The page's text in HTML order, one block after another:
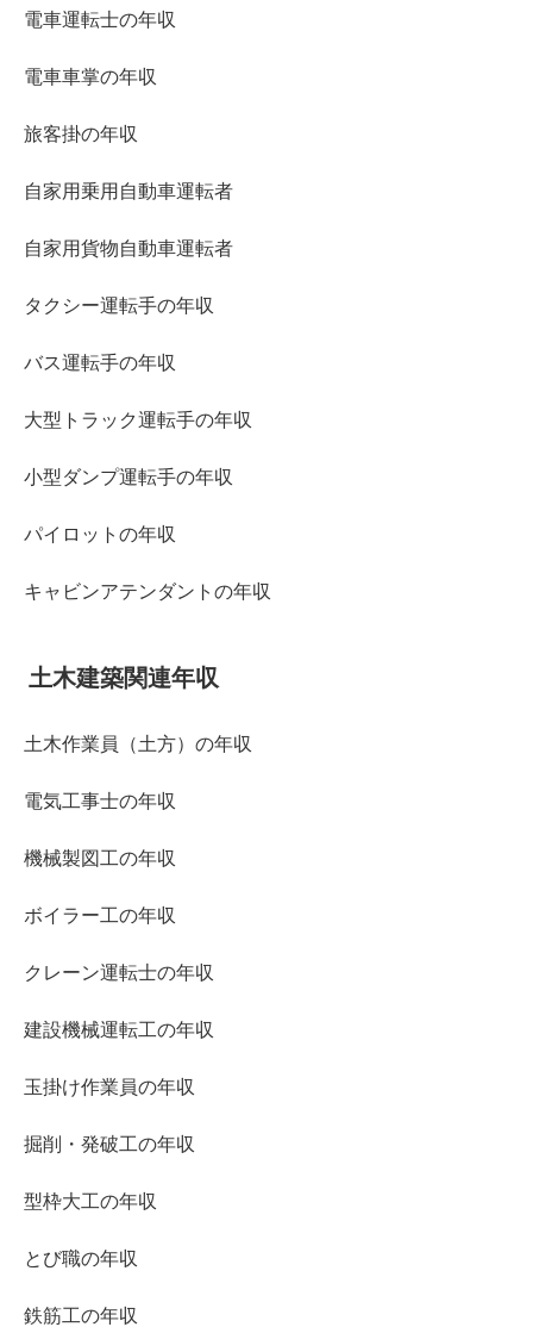
電車運転士の年収
電車車掌の年収
旅客掛の年収
自家用乗用自動車運転者
自家用貨物自動車運転者
タクシー運転手の年収
バス運転手の年収
大型トラック運転手の年収
小型ダンプ運転手の年収
パイロットの年収
キャビンアテンダントの年収
土木建築関連年収
土木作業員（土方）の年収
電気工事士の年収
機械製図工の年収
ボイラー工の年収
クレーン運転士の年収
建設機械運転工の年収
玉掛け作業員の年収
掘削・発破工の年収
型枠大工の年収
とび職の年収
鉄筋工の年収